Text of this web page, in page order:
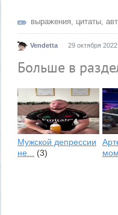
выражения, цитаты,
Vendetta 29 октября
Больше в
Мужской депрессии
не... (3)